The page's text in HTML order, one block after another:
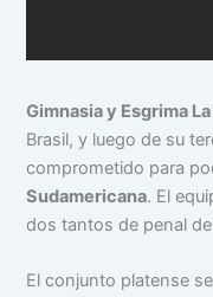
Gimnasia y Esgrima
Brasil, y luego de su
comprometido para
Sudamericana. El
dos tantos de penal
El conjunto platense